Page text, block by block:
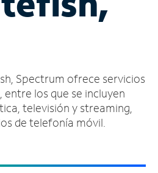
Spectrum ofrece servicios
entre los que se incluyen
televisión y streaming,
de telefonía móvil.